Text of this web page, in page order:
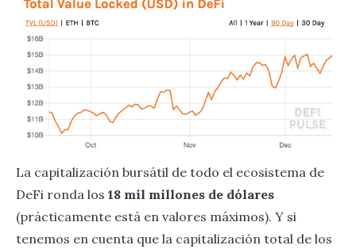
La capitalización bursátil de todo el ecosistema de
DeFi ronda los 18 mil millones de dólares
(prácticamente está en valores máximos). Y si
tenemos en cuenta que la capitalización total de los